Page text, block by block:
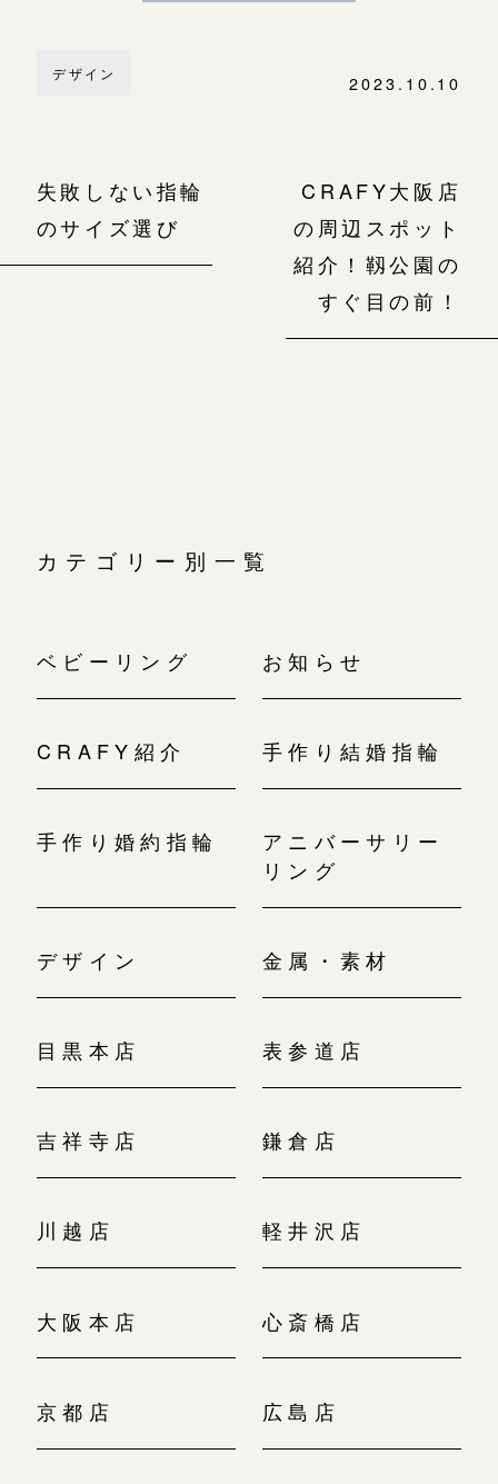
デザイン 2023.10.10
失敗しない指輪
のサイズ選び
CRAFY大阪店
の周辺スポット
紹介！靱公園の
すぐ目の前！
カテゴリー別一覧
ベビーリング お知らせ
CRAFY紹介 手作り結婚指輪
手作り婚約指輪
アニバーサリー
リング
デザイン 金属・素材
目黒本店 表参道店
吉祥寺店 鎌倉店
川越店 軽井沢店
大阪本店 心斎橋店
京都店 広島店